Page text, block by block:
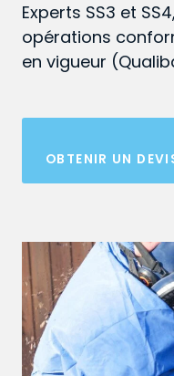
Experts SS3 et
opérations
en vigueur
OBTENIR UN